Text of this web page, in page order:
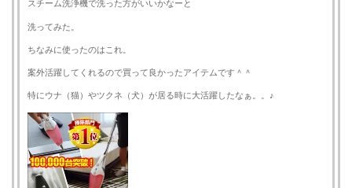
スチーム洗浄機で洗った方がいいかなーと
洗ってみた。
ちなみに使ったのはこれ。
案外活躍してくれるので買って良かったアイテムです＾＾
特にウナ（猫）やツクネ（犬）が居る時に大活躍したなぁ。。♪